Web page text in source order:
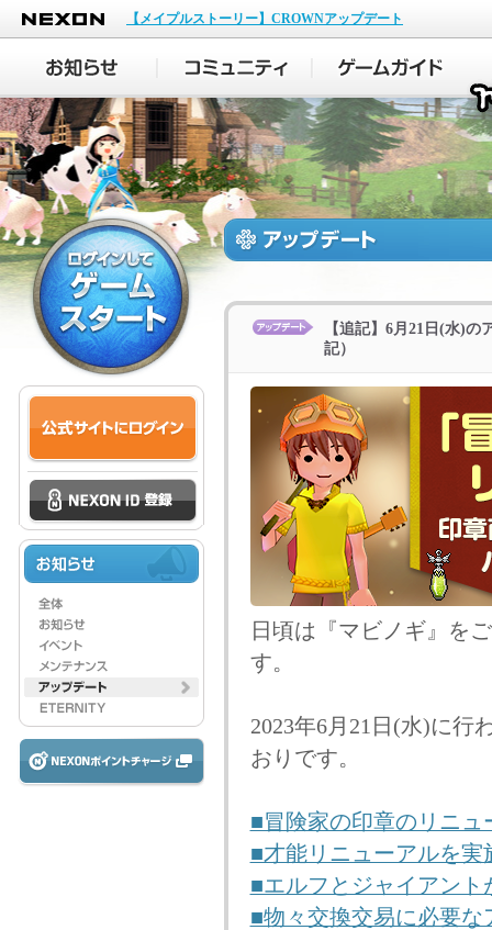
NEXON
【メイプルストーリー】CROWNアップデート
【追記】6月21日(水)
記）
日頃は『マビノギ』を
す。
2023年6月21日(水)に行
おりです。
■冒険家の印章のリニ
■才能リニューアルを実
■エルフとジャイアン
■物々交換交易に必要